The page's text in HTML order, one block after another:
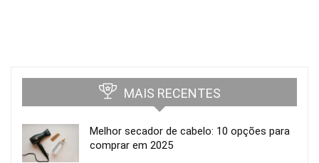
MAIS RECENTES
Melhor secador de cabelo: 10 opções para
comprar em 2025